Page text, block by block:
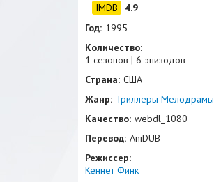
4.9
Год: 1995
Количество:
1 сезонов | 6 эпизодов
Страна: США
Жанр: Триллеры Мелодрамы
Качество: webdl_1080
Перевод: AniDUB
Режиссер:
Кеннет Финк